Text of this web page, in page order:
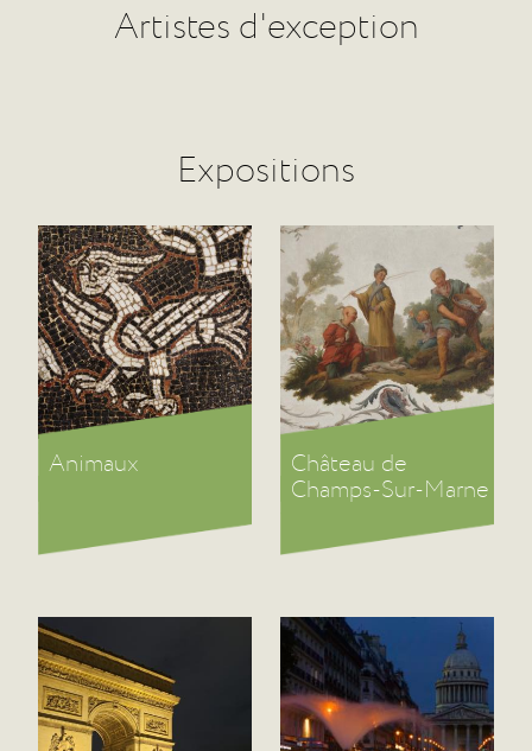
Artistes d'exception
Expositions
Animaux
Château de
Champs-Sur-Marne